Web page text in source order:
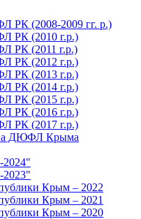
РК (2008-2009 гг. р.)
РК (2010 г.р.)
РК (2011 г.р.)
РК (2012 г.р.)
РК (2013 г.р.)
РК (2014 г.р.)
РК (2015 г.р.)
РК (2016 г.р.)
РК (2017 г.р.)
ДЮФЛ Крыма
2024"
2023"
Крым – 2022
Крым – 2021
Крым – 2020